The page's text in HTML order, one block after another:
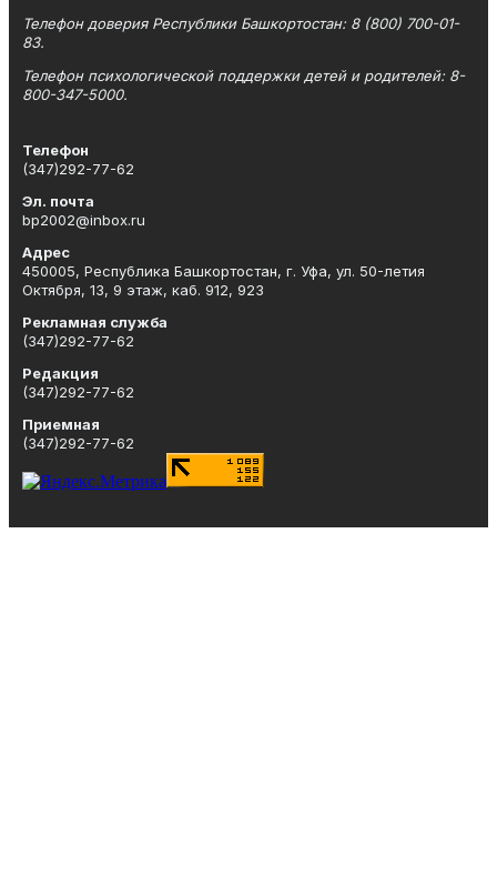
Телефон доверия Республики Башкортостан: 8 (800) 700-01-
83.
Телефон психологической поддержки детей и родителей: 8-
800-347-5000.
Телефон
(347)292-77-62
Эл. почта
bp2002@inbox.ru
Адрес
450005, Республика Башкортостан, г. Уфа, ул. 50-летия
Октября, 13, 9 этаж, каб. 912, 923
Рекламная служба
(347)292-77-62
Редакция
(347)292-77-62
Приемная
(347)292-77-62